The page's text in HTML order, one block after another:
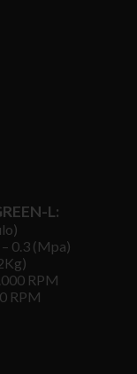
L:
0.3 (Mpa)
RPM
RPM